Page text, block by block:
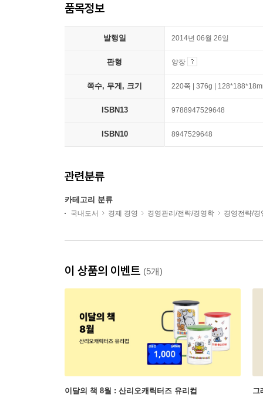
품목정보
발행일 2014년 06월 26일
판형 양장
쪽수, 무게, 크기 220쪽 | 376g |
ISBN13 9788947529648
ISBN10 8947529648
관련분류
카테고리 분류
국내도서 경제 경영 경영관리/전략/경영학 경영전략/경
이 상품의 이벤트 (5개)
이달의 책 8월 : 산리오캐릭터즈 유리컵 그